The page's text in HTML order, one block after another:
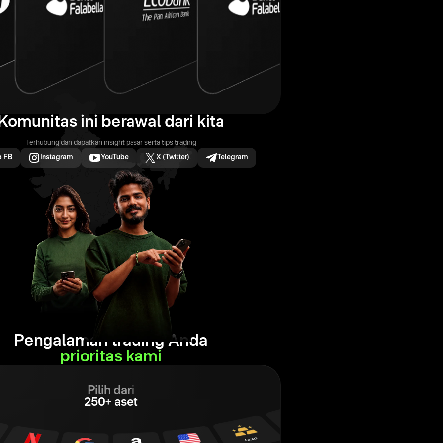
ini berawal dari kita
Terhubung dan dapatkan insight pasar serta tips trading
FB Instagram YouTube X (Twitter) Telegram
Pengalaman trading Anda
prioritas kami
Pilih dari
250+ aset